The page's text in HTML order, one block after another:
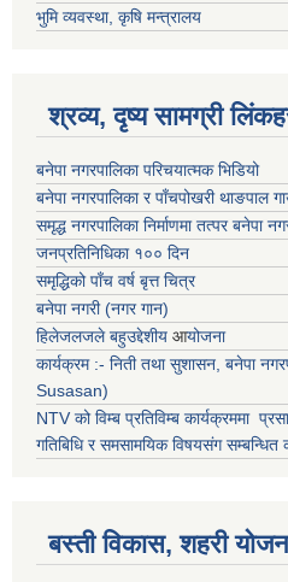
भुमि व्यवस्था, कृषि मन्त्रालय
श्रव्य, दृष्य सामग्री
बनेपा नगरपालिका परिचयात्मक भिडियो
बनेपा नगरपालिका र पाँचपोखरी थाङपाल
समृद्ध नगरपालिका निर्माणमा तत्पर बनेपा
जनप्रतिनिधिका १०० दिन
समृद्धिको पाँच वर्ष बृत्त चित्र
बनेपा नगरी (नगर गान)
हिलेजलजले बहुउद्देशीय आयोजना
कार्यक्रम :- निती तथा सुशासन, बनेपा
Susasan)
NTV को विम्ब प्रतिविम्ब कार्यक्रममा
गतिबिधि र समसामयिक विषयसंग सम्बन्धित
बस्ती विकास, शहरी